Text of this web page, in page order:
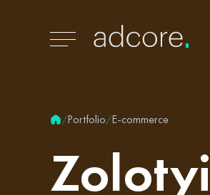
/Portfolio/E-commerce
Zolotyi